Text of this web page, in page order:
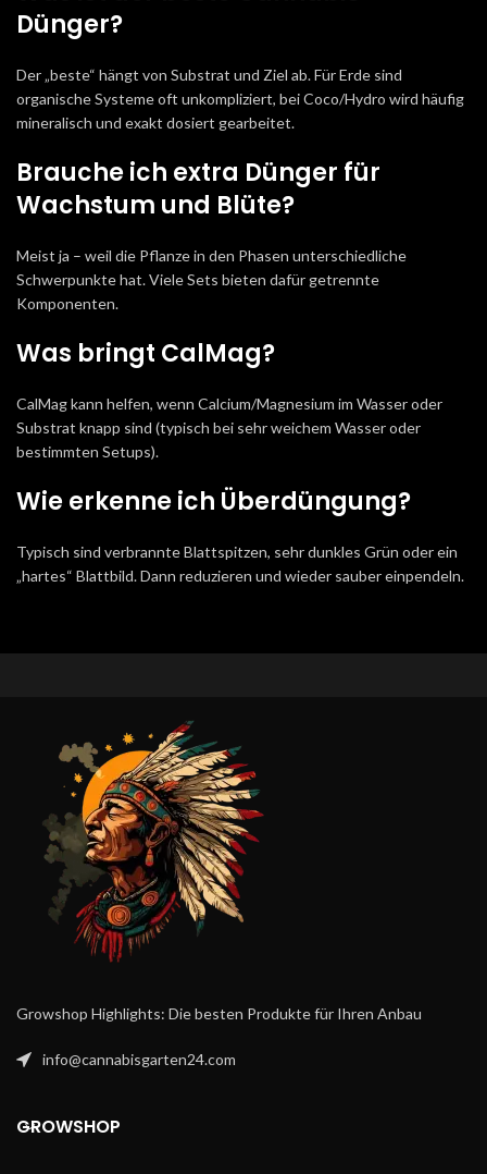
Dünger?
Der „beste“ hängt von Substrat und Ziel ab. Für Erde sind
organische Systeme oft unkompliziert, bei Coco/Hydro wird häufig
mineralisch und exakt dosiert gearbeitet.
Brauche ich extra Dünger für
Wachstum und Blüte?
Meist ja – weil die Pflanze in den Phasen unterschiedliche
Schwerpunkte hat. Viele Sets bieten dafür getrennte
Komponenten.
Was bringt CalMag?
CalMag kann helfen, wenn Calcium/Magnesium im Wasser oder
Substrat knapp sind (typisch bei sehr weichem Wasser oder
bestimmten Setups).
Wie erkenne ich Überdüngung?
Typisch sind verbrannte Blattspitzen, sehr dunkles Grün oder ein
„hartes“ Blattbild. Dann reduzieren und wieder sauber einpendeln.
Growshop Highlights: Die besten Produkte für Ihren Anbau
info@cannabisgarten24.com
GROWSHOP